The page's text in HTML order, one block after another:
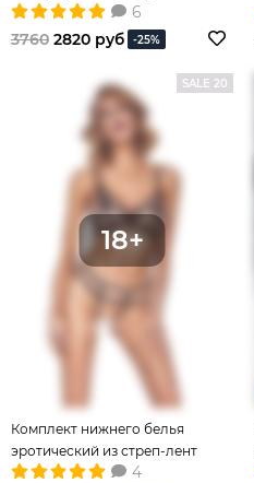
6
3760 2820 руб -25%
SALE 20
Комплект нижнего белья
эротический из стреп-лент
4